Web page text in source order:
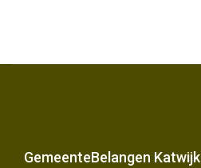
GemeenteBelangen Katwijk